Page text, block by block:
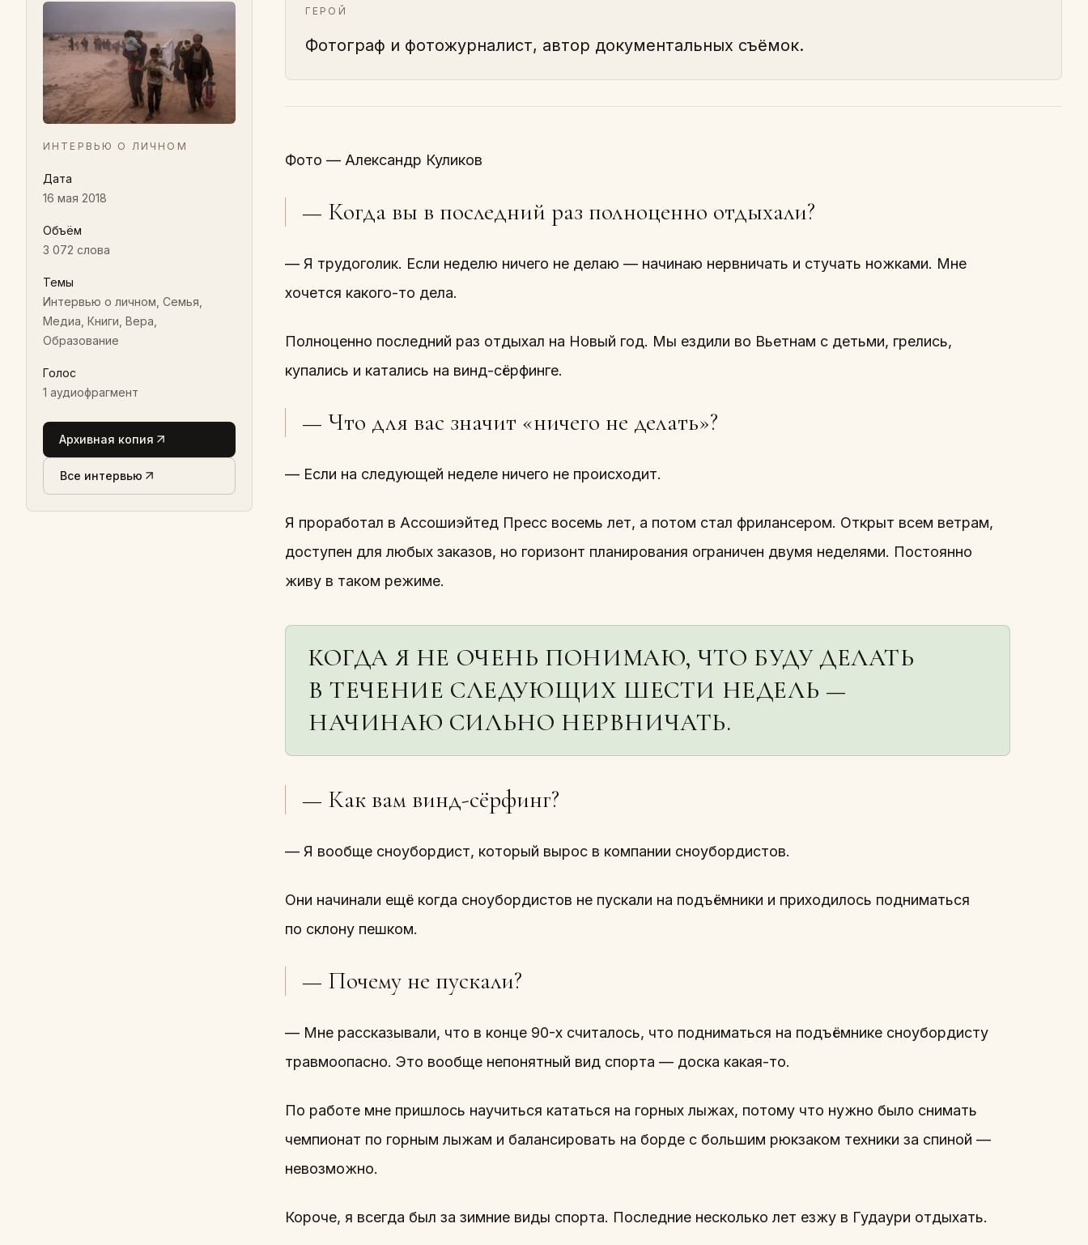
ИНТЕРВЬЮ О ЛИЧНОМ
Дата
16 мая 2018
Объём
3 072 слова
Темы
Интервью о личном, Семья,
Медиа, Книги, Вера,
Образование
Голос
1 аудиофрагмент
Архивная копия
Все интервью
ГЕРОЙ
Фотограф и фотожурналист, автор документальных съёмок.
Фото — Александр Куликов
— Когда вы в последний раз полноценно отдыхали?
— Я трудоголик. Если неделю ничего не делаю — начинаю нервничать и стучать ножками. Мне
хочется какого-то дела.
Полноценно последний раз отдыхал на Новый год. Мы ездили во Вьетнам с детьми, грелись,
купались и катались на винд-сёрфинге.
— Что для вас значит «ничего не делать»?
— Если на следующей неделе ничего не происходит.
Я проработал в Ассошиэйтед Пресс восемь лет, а потом стал фрилансером. Открыт всем ветрам,
доступен для любых заказов, но горизонт планирования ограничен двумя неделями. Постоянно
живу в таком режиме.
КОГДА Я НЕ ОЧЕНЬ ПОНИМАЮ, ЧТО БУДУ ДЕЛАТЬ
В ТЕЧЕНИЕ СЛЕДУЮЩИХ ШЕСТИ НЕДЕЛЬ —
НАЧИНАЮ СИЛЬНО НЕРВНИЧАТЬ.
— Как вам винд-сёрфинг?
— Я вообще сноубордист, который вырос в компании сноубордистов.
Они начинали ещё когда сноубордистов не пускали на подъёмники и приходилось подниматься
по склону пешком.
— Почему не пускали?
— Мне рассказывали, что в конце 90-х считалось, что подниматься на подъёмнике сноубордисту
травмоопасно. Это вообще непонятный вид спорта — доска какая-то.
По работе мне пришлось научиться кататься на горных лыжах, потому что нужно было снимать
чемпионат по горным лыжам и балансировать на борде с большим рюкзаком техники за спиной —
невозможно.
Короче, я всегда был за зимние виды спорта. Последние несколько лет езжу в Гудаури отдыхать.